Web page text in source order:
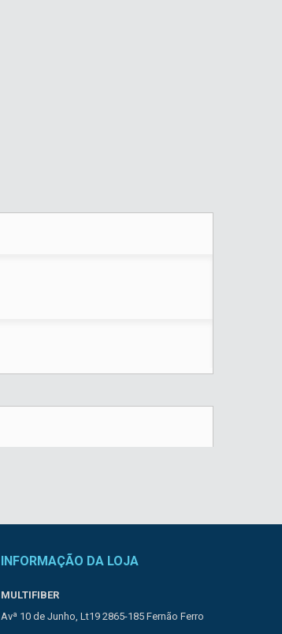
INFORMAÇÃO DA LOJA
MULTIFIBER
Avª 10 de Junho, Lt19 2865-185 Fernão Ferro